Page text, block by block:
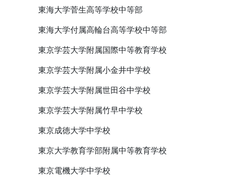
東海大学菅生高等学校中等部
東海大学付属高輪台高等学校中等部
東京学芸大学附属国際中等教育学校
東京学芸大学附属小金井中学校
東京学芸大学附属世田谷中学校
東京学芸大学附属竹早中学校
東京成徳大学中学校
東京大学教育学部附属中等教育学校
東京電機大学中学校